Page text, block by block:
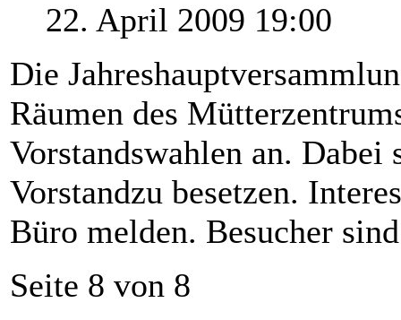
22. April 2009 19:00
Die
Räumen des
Vorstandswahlen an. Dabei
Vorstandzu besetzen.
Büro melden. Besucher
Seite 8 von 8